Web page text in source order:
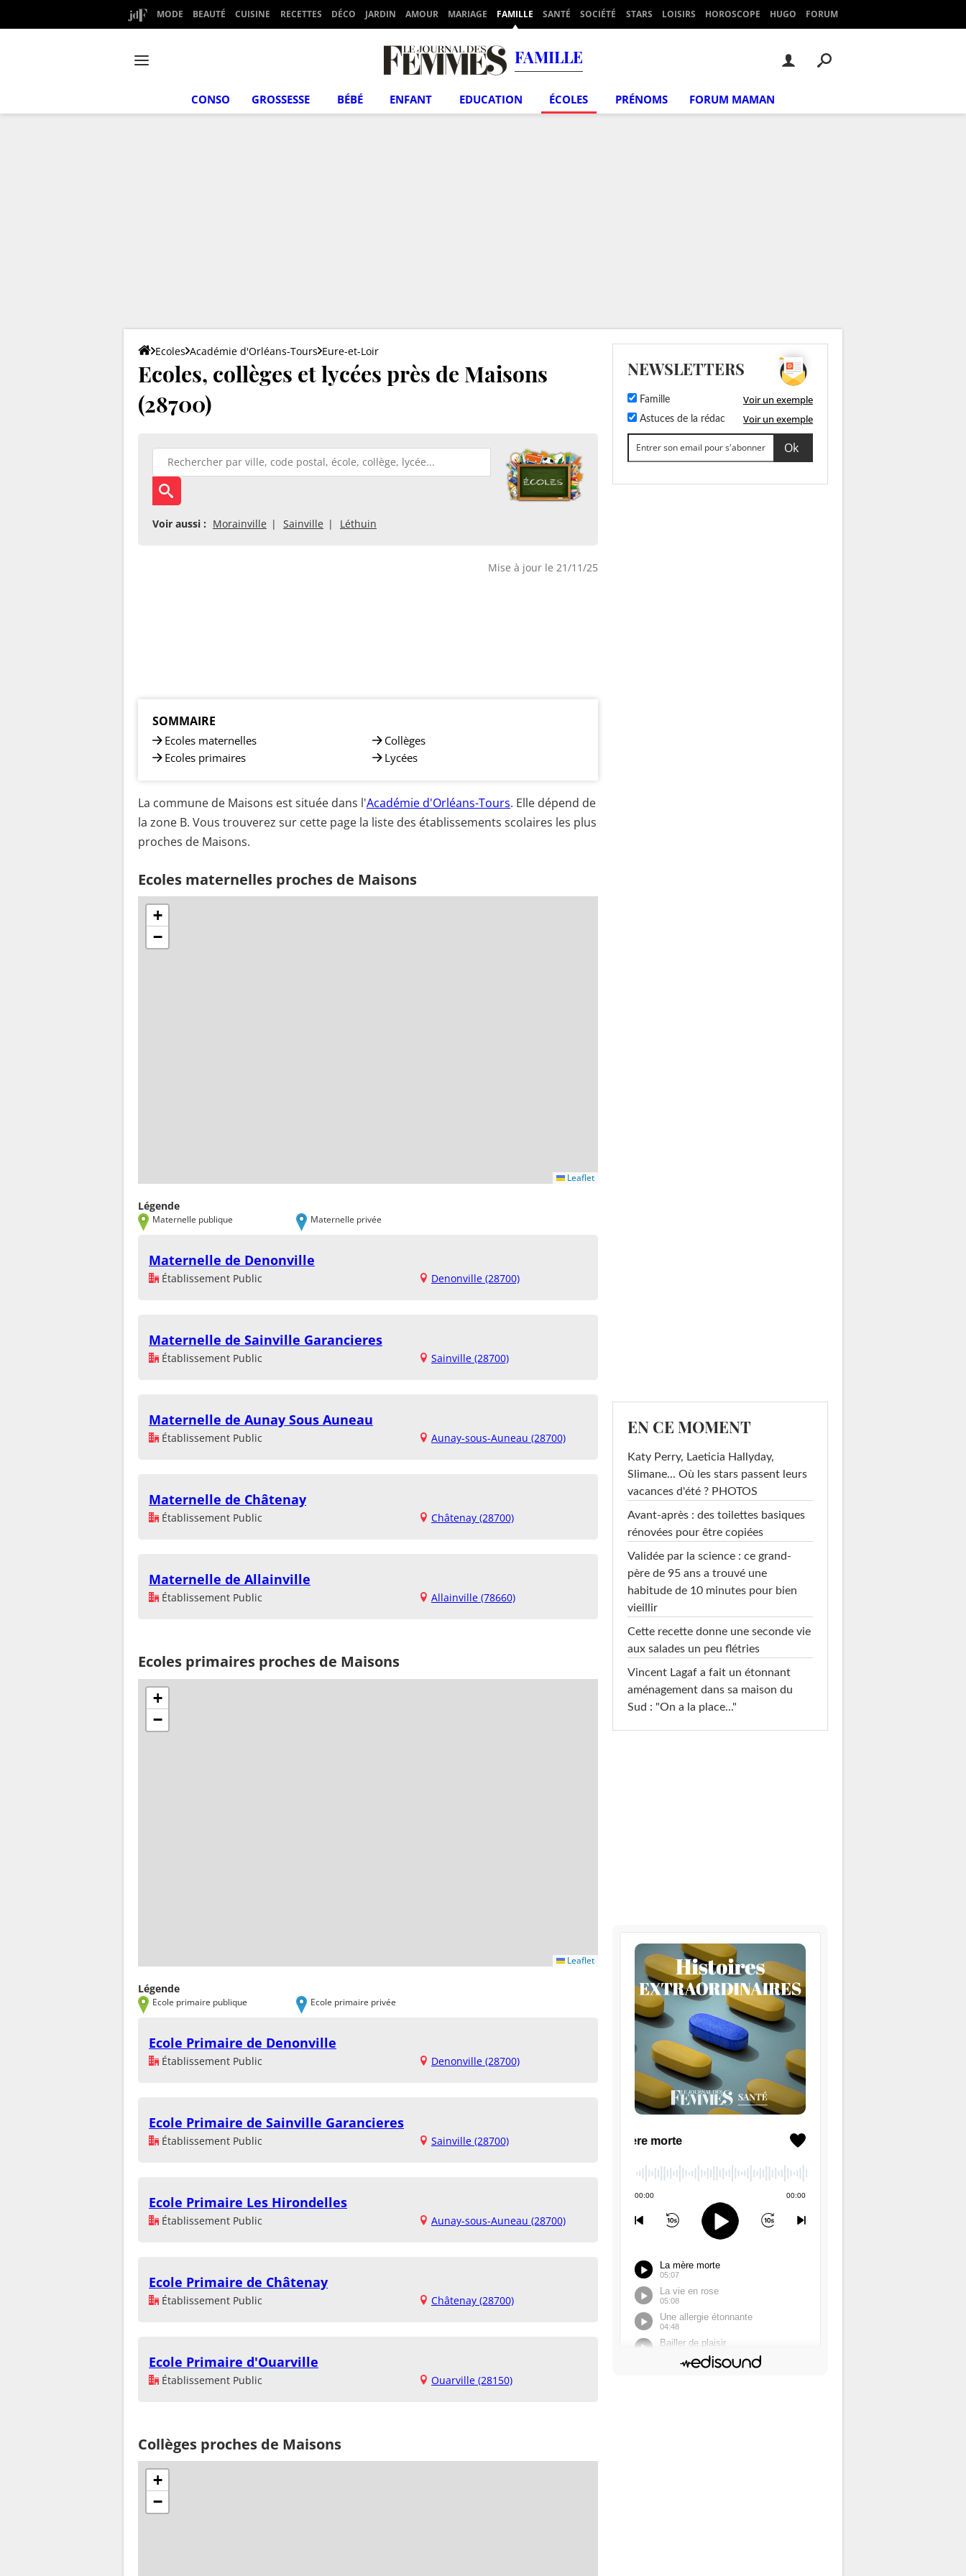
MODE BEAUTÉ CUISINE RECETTES DÉCO JARDIN AMOUR MARIAGE FAMILLE SANTÉ SOCIÉTÉ STARS LOISIRS HOROSCOPE HUGO FORUM
FAMILLE
CONSO GROSSESSE BÉBÉ ENFANT EDUCATION ÉCOLES PRÉNOMS FORUM MAMAN
Ecoles Académie d'Orléans-Tours Eure-et-Loir
Ecoles, collèges et lycées près de Maisons
(28700)
Voir aussi : Morainville Sainville Léthuin
Mise à jour le 21/11/25
SOMMAIRE
Ecoles maternelles
Ecoles primaires
Collèges
Lycées
La commune de Maisons est située dans l'Académie d'Orléans-Tours. Elle dépend de
la zone B. Vous trouverez sur cette page la liste des établissements scolaires les plus
proches de Maisons.
Ecoles maternelles proches de Maisons
+
−
Leaflet
Légende
Maternelle publique Maternelle privée
Maternelle de Denonville
Établissement Public Denonville (28700)
Maternelle de Sainville Garancieres
Établissement Public Sainville (28700)
Maternelle de Aunay Sous Auneau
Établissement Public Aunay-sous-Auneau (28700)
Maternelle de Châtenay
Établissement Public Châtenay (28700)
Maternelle de Allainville
Établissement Public Allainville (78660)
Ecoles primaires proches de Maisons
+
−
Leaflet
Légende
Ecole primaire publique Ecole primaire privée
Ecole Primaire de Denonville
Établissement Public Denonville (28700)
Ecole Primaire de Sainville Garancieres
Établissement Public Sainville (28700)
Ecole Primaire Les Hirondelles
Établissement Public Aunay-sous-Auneau (28700)
Ecole Primaire de Châtenay
Établissement Public Châtenay (28700)
Ecole Primaire d'Ouarville
Établissement Public Ouarville (28150)
Collèges proches de Maisons
+
−
NEWSLETTERS
Famille Voir un exemple
Astuces de la rédac Voir un exemple
EN CE MOMENT
Katy Perry, Laeticia Hallyday,
Slimane... Où les stars passent leurs
vacances d'été ? PHOTOS
Avant-après : des toilettes basiques
rénovées pour être copiées
Validée par la science : ce grand-
père de 95 ans a trouvé une
habitude de 10 minutes pour bien
vieillir
Cette recette donne une seconde vie
aux salades un peu flétries
Vincent Lagaf a fait un étonnant
aménagement dans sa maison du
Sud : "On a la place..."